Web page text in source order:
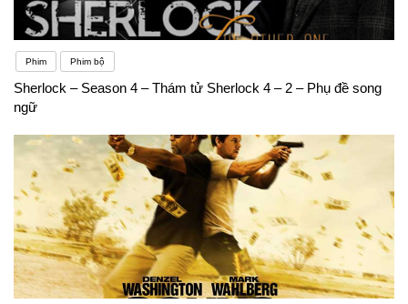
Phim Phim bộ
Sherlock – Season 4 – Thám tử Sherlock 4 – 2 – Phụ đề song
ngữ